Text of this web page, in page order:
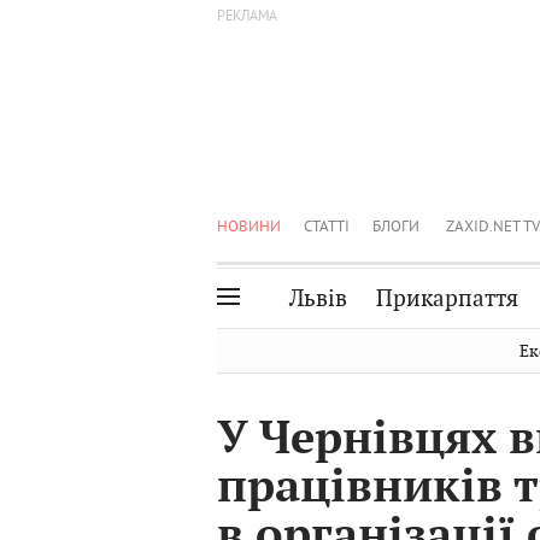
НОВИНИ СТАТТІ БЛОГИ ZAXID.NET TV
Львів Прикарпаття
Волинь
Чернівці
Шептицький
У Чернівцях
працівників